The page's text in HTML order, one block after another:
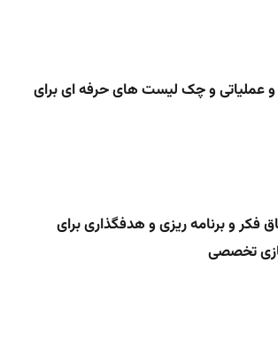
و عملیاتی و چک لیست های حرفه ای برای
فکر و برنامه ریزی و هدفگذاری برای
تخصصی